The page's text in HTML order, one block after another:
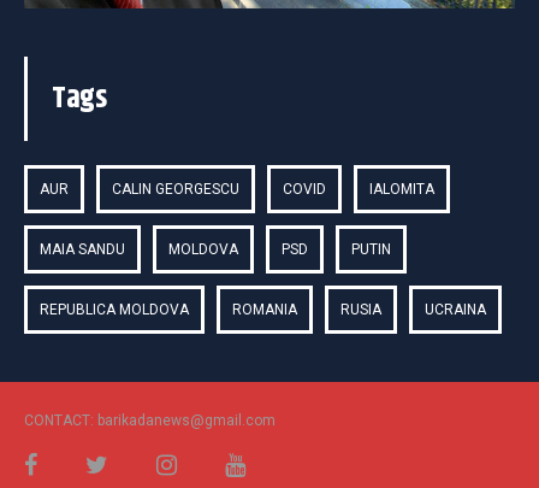
Tags
AUR CALIN GEORGESCU COVID IALOMITA
MAIA SANDU MOLDOVA PSD PUTIN
REPUBLICA MOLDOVA ROMANIA RUSIA UCRAINA
CONTACT: barikadanews@gmail.com